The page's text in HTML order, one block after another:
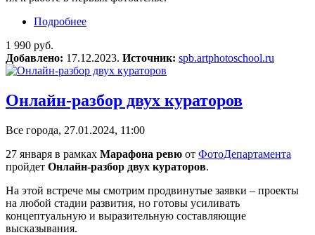
Подробнее
1 990 руб.
Добавлено: 17.12.2023. Источник: spb.artphotoschool.ru
Онлайн-разбор двух кураторов
Все города, 27.01.2024, 11:00
27 января в рамках Марафона ревю от ФотоДепартамента
пройдет Онлайн-разбор двух кураторов.
На этой встрече мы смотрим продвинутые заявки – проекты
на любой стадии развития, но готовы усиливать
концептуальную и выразительную составляющие
высказывания.